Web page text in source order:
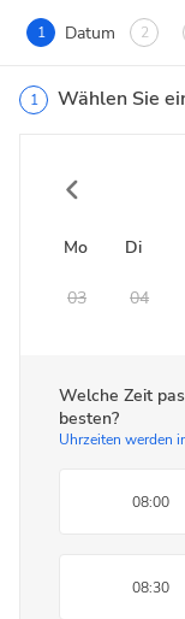
1 Datum 2
1 Wählen Sie
Mo Di
03 04
Welche Zeit
besten?
Uhrzeiten werden
08:00
08:30